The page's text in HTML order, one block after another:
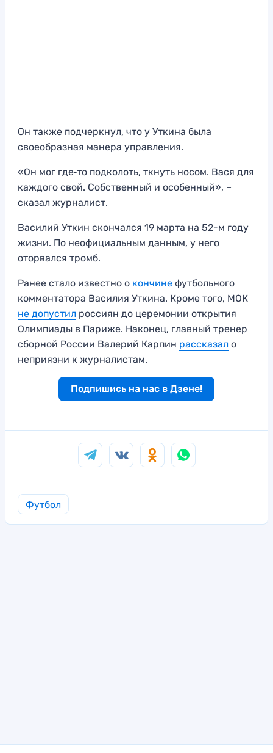
Он также подчеркнул, что у Уткина была
своеобразная манера управления.
«Он мог где‑то подколоть, ткнуть носом. Вася для
каждого свой. Собственный и особенный», –
сказал журналист.
Василий Уткин скончался 19 марта на 52-м году
жизни. По неофициальным данным, у него
оторвался тромб.
Ранее стало известно о кончине футбольного
комментатора Василия Уткина. Кроме того, МОК
не допустил россиян до церемонии открытия
Олимпиады в Париже. Наконец, главный тренер
сборной России Валерий Карпин рассказал о
неприязни к журналистам.
Подпишись на нас в Дзене!
Футбол